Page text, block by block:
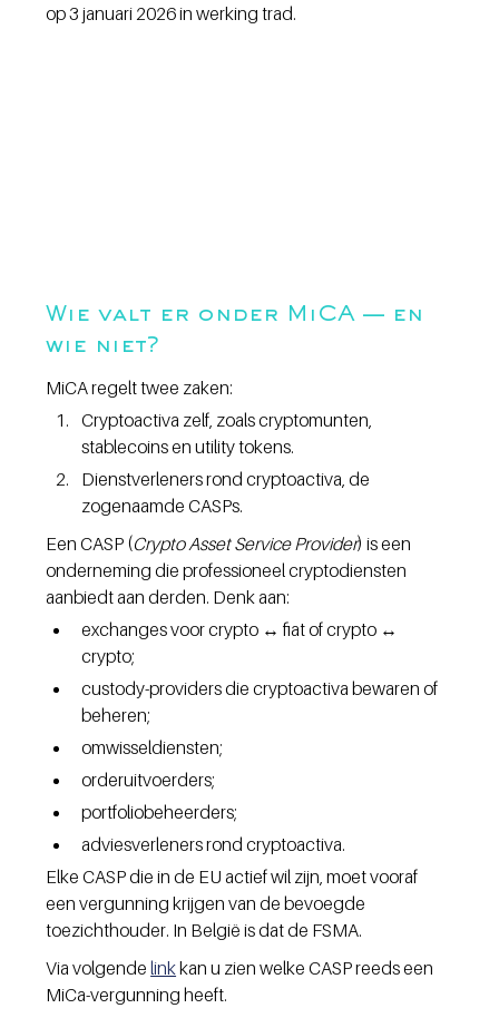
op 3 januari 2026 in werking trad.
Wie valt er onder MiCA — en
wie niet?
MiCA regelt twee zaken:
Cryptoactiva zelf, zoals cryptomunten,
stablecoins en utility tokens.
Dienstverleners rond cryptoactiva, de
zogenaamde CASPs.
Een CASP (Crypto Asset Service Provider) is een
onderneming die professioneel cryptodiensten
aanbiedt aan derden. Denk aan:
exchanges voor crypto ↔ fiat of crypto ↔
crypto;
custody-providers die cryptoactiva bewaren of
beheren;
omwisseldiensten;
orderuitvoerders;
portfoliobeheerders;
adviesverleners rond cryptoactiva.
Elke CASP die in de EU actief wil zijn, moet vooraf
een vergunning krijgen van de bevoegde
toezichthouder. In België is dat de FSMA.
Via volgende link kan u zien welke CASP reeds een
MiCa-vergunning heeft.